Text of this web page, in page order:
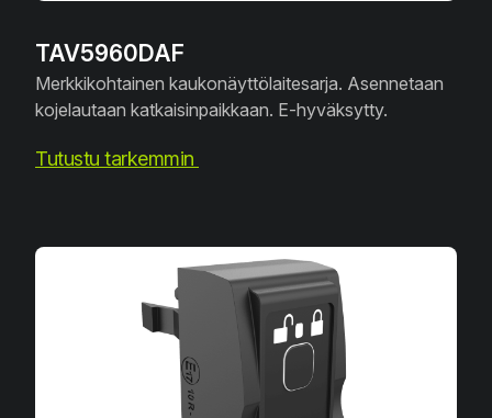
TAV5960DAF
Merkkikohtainen kaukonäyttölaitesarja. Asennetaan
kojelautaan katkaisinpaikkaan. E-hyväksytty.
Tutustu tarkemmin